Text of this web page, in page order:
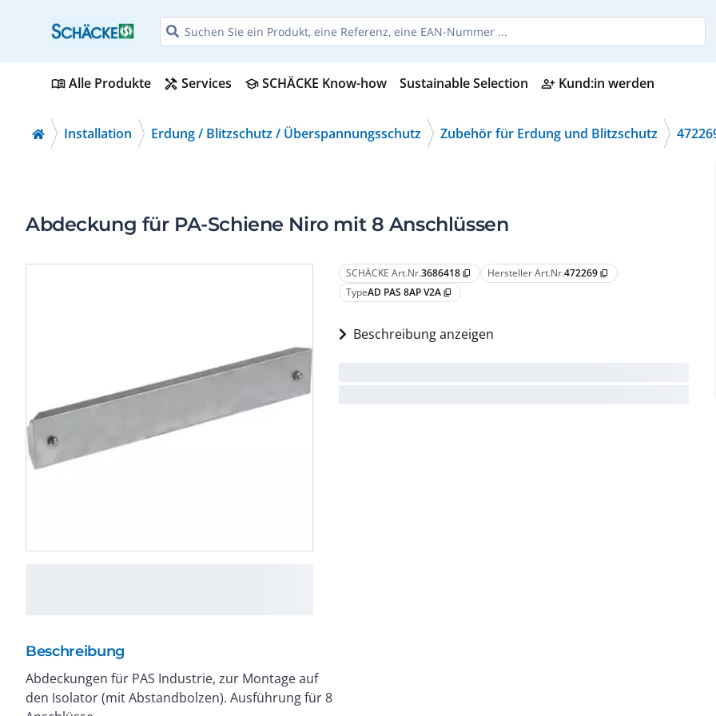
menu_bookAlle Produkte handyman Services schoolSCHÄCKE Know-how Sustainable Selection person_add_alt Kund:in werden
Installation Erdung / Blitzschutz / Überspannungsschutz Zubehör für Erdung und Blitzschutz
Abdeckung für PA-Schiene Niro mit 8 Anschlüssen
SCHÄCKE Art.Nr.3686418 content_copy Hersteller Art.Nr.472269 content_copy
TypeAD PAS 8AP V2A content_copy
Beschreibung anzeigen
Beschreibung
Abdeckungen für PAS Industrie, zur Montage auf
den Isolator (mit Abstandbolzen). Ausführung für 8